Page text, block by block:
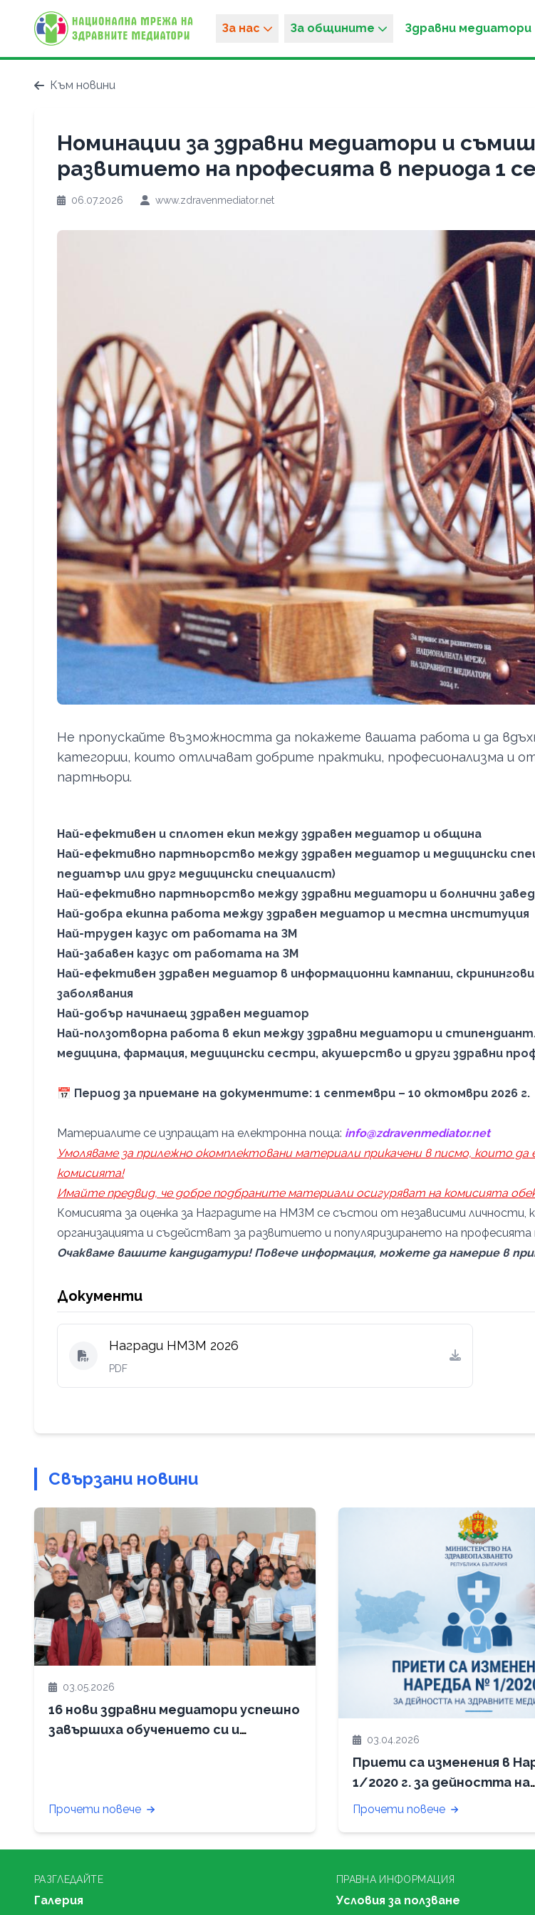
За нас За общините Здравни медиатори
Към новини
Номинации за здравни медиатори и
развитието на професията в периода 1
06.07.2026 www.zdravenmediator.net
Не пропускайте възможността да покажете вашата работа и да
категории, които отличават добрите практики, професионализма и
партньори.
Най-ефективен и сплотен екип между здравен медиатор и община
Най-ефективно партньорство между здравен медиатор и медицински
педиатър или друг медицински специалист)
Най-ефективно партньорство между здравни медиатори и болнични
Най-добра екипна работа между здравен медиатор и местна институция
Най-труден казус от работата на ЗМ
Най-забавен казус от работата на ЗМ
Най-ефективен здравен медиатор в информационни кампании,
заболявания
Най-добър начинаещ здравен медиатор
Най-ползотворна работа в екип между здравни медиатори и
медицина, фармация, медицински сестри, акушерство и други здравни
📅 Период за приемане на документите: 1 септември – 10 октомври 2026 г.
Материалите се изпращат на електронна поща: info@zdravenmediator.net
Умоляваме за прилежно окомплектовани материали прикачени в писмо, които
комисията!
Имайте предвид, че добре подбраните материали осигуряват на комисията
Комисията за оценка за Наградите на НМЗМ се състои от независими
организацията и съдействат за развитието и популяризирането на
Очакваме вашите кандидатури! Повече информация, можете да намерие в
Документи
Награди НМЗМ 2026
PDF
Свързани новини
03.05.2026
16 нови здравни медиатори успешно
завършиха обучението си и
Прочети повече
03.04.2026
Приети са изменения в
1/2020 г. за дейността на
здравните медиатори
Прочети повече
РАЗГЛЕДАЙТЕ
Галерия
ПРАВНА ИНФОРМАЦИЯ
Условия за ползване